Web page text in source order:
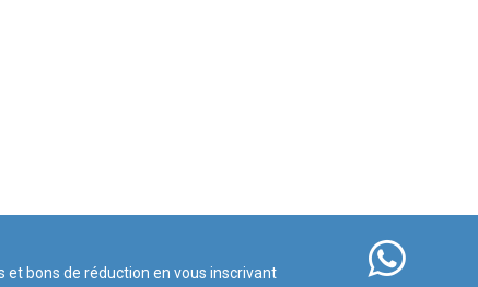
et bons de réduction en vous inscrivant